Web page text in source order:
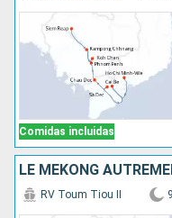
Comidas incluidas
RV Toum Tiou II